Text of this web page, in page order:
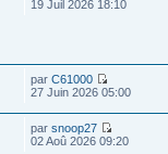
19 Juil 2026 18:10
parC61000
27 Juin 2026 05:00
parsnoop27
02 Aoû 2026 09:20